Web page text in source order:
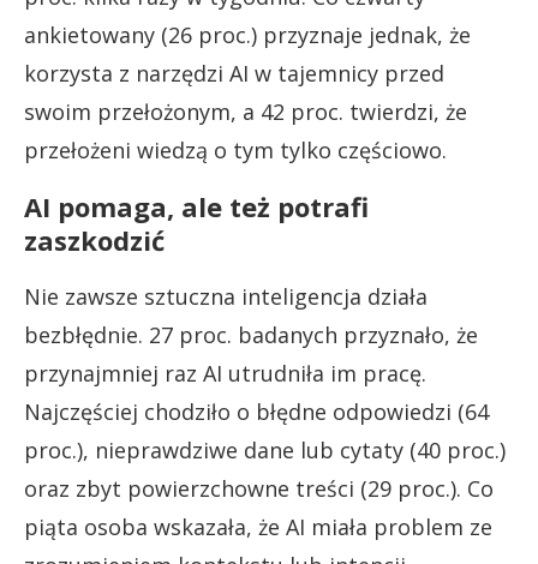
ankietowany (26 proc.) przyznaje jednak, że
korzysta z narzędzi AI w tajemnicy przed
swoim przełożonym, a 42 proc. twierdzi, że
przełożeni wiedzą o tym tylko częściowo.
AI pomaga, ale też potrafi
zaszkodzić
Nie zawsze sztuczna inteligencja działa
bezbłędnie. 27 proc. badanych przyznało, że
przynajmniej raz AI utrudniła im pracę.
Najczęściej chodziło o błędne odpowiedzi (64
proc.), nieprawdziwe dane lub cytaty (40 proc.)
oraz zbyt powierzchowne treści (29 proc.). Co
piąta osoba wskazała, że AI miała problem ze